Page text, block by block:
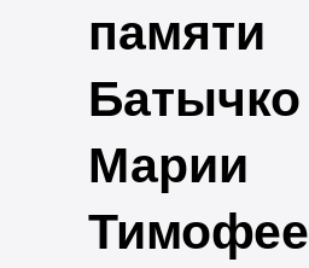
памяти
Батычко
Марии